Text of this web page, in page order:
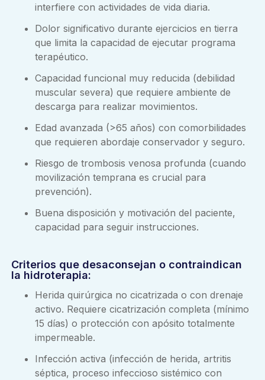
interfiere con actividades de vida diaria.
Dolor significativo durante ejercicios en tierra
que limita la capacidad de ejecutar programa
terapéutico.
Capacidad funcional muy reducida (debilidad
muscular severa) que requiere ambiente de
descarga para realizar movimientos.
Edad avanzada (>65 años) con comorbilidades
que requieren abordaje conservador y seguro.
Riesgo de trombosis venosa profunda (cuando
movilización temprana es crucial para
prevención).
Buena disposición y motivación del paciente,
capacidad para seguir instrucciones.
Criterios que desaconsejan o contraindican
la hidroterapia:
Herida quirúrgica no cicatrizada o con drenaje
activo. Requiere cicatrización completa (mínimo
15 días) o protección con apósito totalmente
impermeable.
Infección activa (infección de herida, artritis
séptica, proceso infeccioso sistémico con